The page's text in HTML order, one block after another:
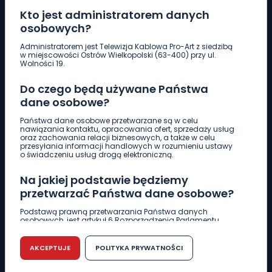
Kto jest administratorem danych
osobowych?
Administratorem jest Telewizja Kablowa Pro-Art z siedzibą
w miejscowości Ostrów Wielkopolski (63-400) przy ul.
Wolności 19.
Do czego będą używane Państwa
dane osobowe?
Państwa dane osobowe przetwarzane są w celu
nawiązania kontaktu, opracowania ofert, sprzedaży usług
oraz zachowania relacji biznesowych, a także w celu
przesyłania informacji handlowych w rozumieniu ustawy
o świadczeniu usług drogą elektroniczną.
Na jakiej podstawie będziemy
przetwarzać Państwa dane osobowe?
Podstawą prawną przetwarzania Państwa danych
osobowych, jest artykuł 6 Rozporządzenia Parlamentu
r. w sprawie ochrony osób fizycznych w związku z
przetwarzaniem danych osobowych w sprawie
swobodnego przepływu takich danych oraz uchylenia
dyrektywy 95/46/WE (RODO).
AKCEPTUJE POLITYKA PRYWATNOŚCI
Pobierz logotyp
661 997 997
REDAKCJA
62 735 22 22redakcja@wlkp24.info
DZIAŁ REKLAMY
62 735 01 85 reklama@wlkp24.info
WIADOMOŚCI
CIEKAWOSTKI